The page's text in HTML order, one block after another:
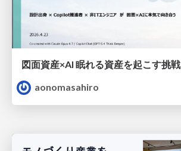
図面資産×AI 眠れる資産を起こす挑戦
aonomasahiro